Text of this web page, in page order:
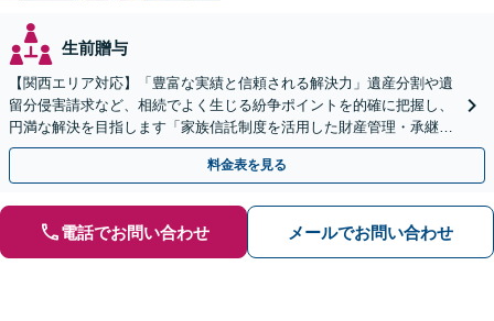
生前贈与
【関西エリア対応】「豊富な実績と信頼される解決力」遺産分割や遺
留分侵害請求など、相続でよく生じる紛争ポイントを的確に把握し、
円満な解決を目指します「家族信託制度を活用した財産管理・承継プ
ランのご提案」「次世代へ想いを託す円滑な事業承継」
料金表を見る
電話でお問い合わせ メールでお問い合わせ